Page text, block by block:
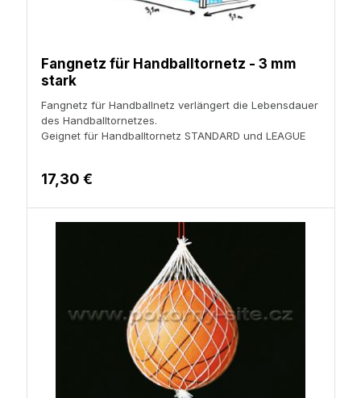
Fangnetz für Handballtornetz - 3 mm
stark
Fangnetz für Handballnetz verlängert die Lebensdauer
des Handballtornetzes.
Geignet für Handballtornetz STANDARD und LEAGUE
17,30 €